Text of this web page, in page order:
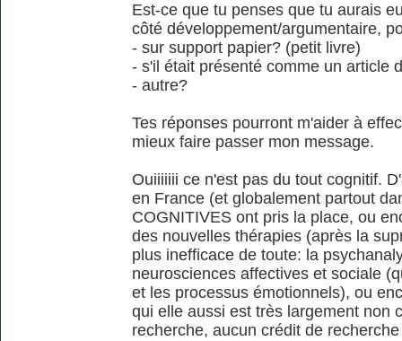
Est-ce que tu penses que tu aurais
côté développement/argumentaire,
- sur support papier? (petit livre)
- s'il était présenté comme un article
- autre?
Tes réponses pourront m'aider à
mieux faire passer mon message.
Ouiiiiiii ce n'est pas du tout cognitif.
en France (et globalement partout
COGNITIVES ont pris la place, ou
des nouvelles thérapies (après la
plus inefficace de toute: la
neurosciences affectives et sociale
et les processus émotionnels), ou
qui elle aussi est très largement non
recherche, aucun crédit de